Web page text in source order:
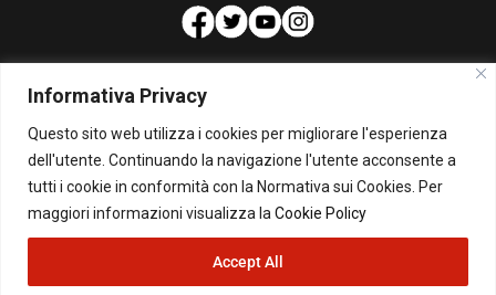
Informativa Privacy
Questo sito web utilizza i cookies per migliorare l'esperienza
dell'utente. Continuando la navigazione l'utente acconsente a
tutti i cookie in conformità con la Normativa sui Cookies. Per
maggiori informazioni visualizza la Cookie Policy
Accept All
PUBBLICITA'
Per la tua pubblicità su questo Blog:
pubblicita@beppegrillo.it
© Copyright 2026 - Il Blog di Beppe Grillo. All Rights Reserved - Powered by
happygrafic.com